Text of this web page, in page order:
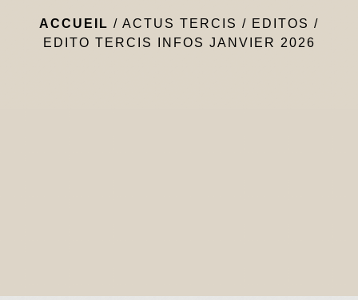
ACCUEIL / ACTUS TERCIS / EDITOS /
EDITO TERCIS INFOS JANVIER 2026